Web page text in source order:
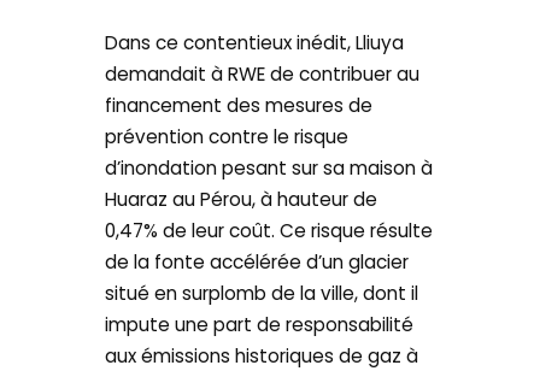
Dans ce contentieux inédit, Lliuya
demandait à RWE de contribuer au
financement des mesures de
prévention contre le risque
d’inondation pesant sur sa maison à
Huaraz au Pérou, à hauteur de
0,47% de leur coût. Ce risque résulte
de la fonte accélérée d’un glacier
situé en surplomb de la ville, dont il
impute une part de responsabilité
aux émissions historiques de gaz à